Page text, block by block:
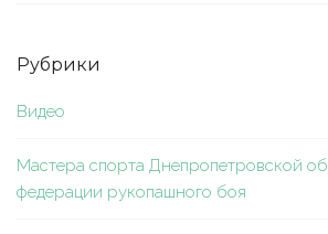
Рубрики
Видео
Мастера спорта Днепропетровской
федерации рукопашного боя